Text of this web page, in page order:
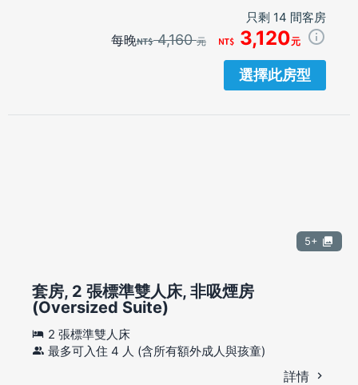
只剩 14 間客房
每晚 4,160元 3,120元
選擇此房型
5+
套房, 2 張標準雙人床, 非吸煙房
(Oversized Suite)
2 張標準雙人床
最多可入住 4 人 (含所有額外成人與孩童)
詳情